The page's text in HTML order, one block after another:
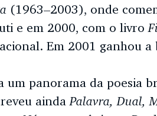
(1963–2003), onde
e em 2000, com o livro
Em 2001 ganhou a
um panorama da poesia
ainda Palavra, Dual,